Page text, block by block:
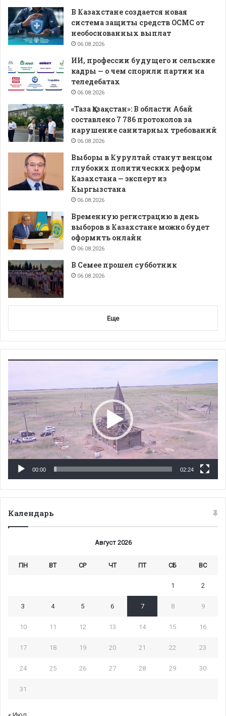
В Казахстане создается новая
система защиты средств ОСМС от
необоснованных выплат
06.08.2026
ИИ, профессии будущего и сельские
кадры — о чем спорили партии на
теледебатах
06.08.2026
«Таза Қазақстан»: В области Абай
составлено 7 786 протоколов за
нарушение санитарных требований
06.08.2026
Выборы в Курултай станут венцом
глубоких политических реформ
Казахстана — эксперт из
Кыргызстана
06.08.2026
Временную регистрацию в день
выборов в Казахстане можно будет
оформить онлайн
06.08.2026
В Семее прошел субботник
06.08.2026
Еще
00:00 02:24
Календарь
Август 2026
ПН ВТ СР ЧТ ПТ СБ ВС
1 2
3 4 5 6 7 8 9
10 11 12 13 14 15 16
17 18 19 20 21 22 23
24 25 26 27 28 29 30
31